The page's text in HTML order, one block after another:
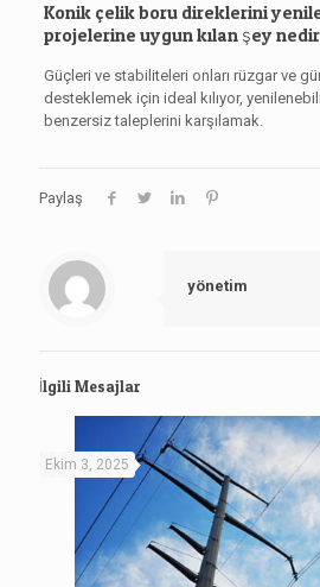
Konik çelik boru direklerini
projelerine uygun kılan şey
Güçleri ve stabiliteleri onları rüzgar ve
desteklemek için ideal kılıyor,
benzersiz taleplerini karşılamak.
Paylaş
yönetim
İlgili Mesajlar
Ekim 3, 2025